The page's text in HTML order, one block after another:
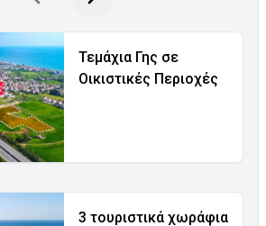
Τεμάχια Γης σε
Οικιστικές Περιοχές
3 τουριστικά χωράφια